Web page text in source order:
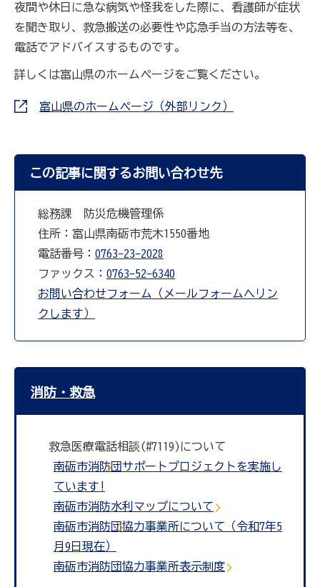
夜間や休日に急な病気や怪我をした際に、看護師が症状
を聞き取り、救急搬送の必要性や応急手当の方法等を、
電話でアドバイスするものです。
詳しくは富山県のホームページをご覧ください。
富山県のホームページ（外部リンク）
この記事に関するお問い合わせ先
総務課 防災危機管理係
住所：富山県南砺市荒木1550番地
電話番号： 0763-23-2028
ファックス： 0763-52-6340
お問い合わせフォーム（メールフォームへリン
クします）
消防・救急
救急医療電話相談(#7119)について
南砺市消防団サポートプロジェクトを実施し
ています!
南砺市消防水利マップについて
南砺市消防団協力事業所について（令和7年5
月9日現在）
南砺市消防団協力事業所表示制度